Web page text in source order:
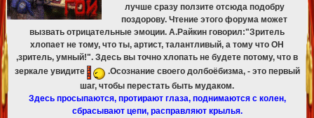
лучше сразу ползите отсюда подобру
поздорову. Чтение этого форума может
вызвать отрицательные эмоции. А.Райкин говорил:"Зритель
хлопает не тому, что ты, артист, талантливый, а тому что ОН
,зритель, умный!". Здесь вы точно хлопать не будете потому, что в
зеркале увидите
.Осознание своего долбоёбизма, - это первый
шаг, чтобы перестать быть мудаком.
Здесь просыпаются, протирают глаза, поднимаются с колен,
сбрасывают цепи, расправляют крылья.